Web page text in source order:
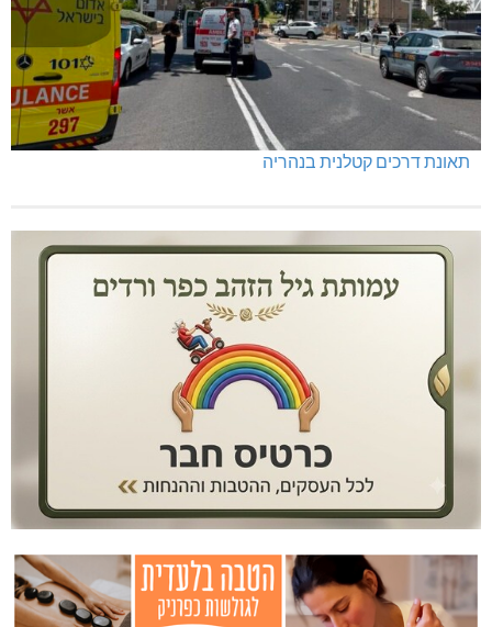
תאונת דרכים קטלנית בנהריה